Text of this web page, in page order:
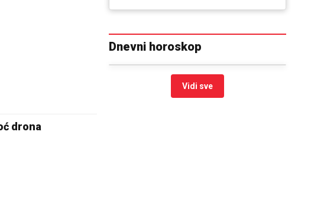
drona
Dnevni horoskop
Vidi sve